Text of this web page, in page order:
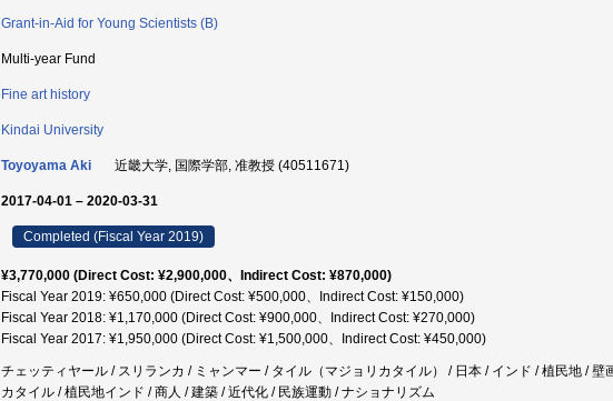
Grant-in-Aid for Young Scientists (B)
Multi-year Fund
Fine art history
Kindai University
Toyoyama Aki 近畿大学, 国際学部, 准教授 (40511671)
2017-04-01 – 2020-03-31
Completed (Fiscal Year 2019)
¥3,770,000 (Direct Cost: ¥2,900,000、Indirect Cost: ¥870,000)
Fiscal Year 2019: ¥650,000 (Direct Cost: ¥500,000、Indirect Cost: ¥150,000)
Fiscal Year 2018: ¥1,170,000 (Direct Cost: ¥900,000、Indirect Cost: ¥270,000)
Fiscal Year 2017: ¥1,950,000 (Direct Cost: ¥1,500,000、Indirect Cost: ¥450,000)
チェッティヤール / スリランカ / ミャンマー / タイル（マジョリカタイル） / 日本 / インド / 植民地 / 壁
カタイル / 植民地インド / 商人 / 建築 / 近代化 / 民族運動 / ナショナリズム